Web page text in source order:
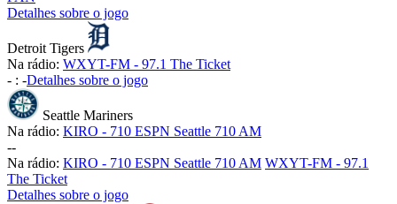
Detalhes sobre o jogo
Detroit Tigers
Na rádio: WXYT-FM - 97.1 The Ticket
- : -Detalhes sobre o jogo
Seattle Mariners
Na rádio: KIRO - 710 ESPN Seattle 710 AM
--
Na rádio: KIRO - 710 ESPN Seattle 710 AM WXYT-FM - 97.1
The Ticket
Detalhes sobre o jogo